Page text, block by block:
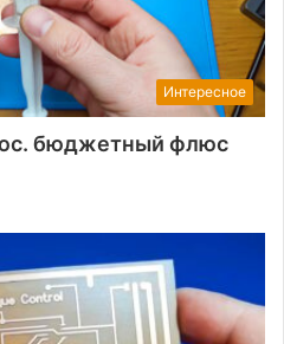
Интересное
бюджетный флюс